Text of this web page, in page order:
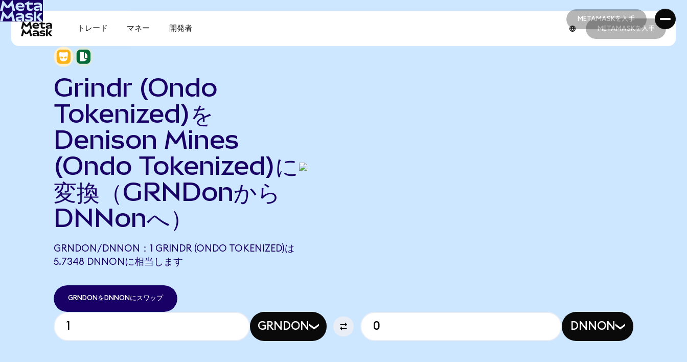
METAMASKを入手
METAMASKを入手
トレード マネー 開発者 METAMASKを入手
Grindr (Ondo
Tokenized)を
Denison Mines
(Ondo Tokenized)に
変換（GRNDonから
DNNonへ）
GRNDON/DNNON：1 GRINDR (ONDO TOKENIZED)は
5.7348 DNNONに相当します
GRNDONをDNNONにスワップ
GRNDON DNNON